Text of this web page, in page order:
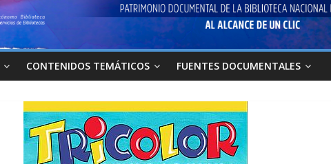
CONTENIDOS TEMÁTICOS FUENTES DOCUMENTALES